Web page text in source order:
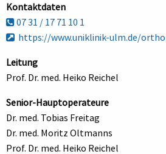
Kontaktdaten
07 31 / 17 71 10 1
https://www.uniklinik-ulm.de/
Leitung
Prof. Dr. med. Heiko Reichel
Senior-Hauptoperateure
Dr. med. Tobias Freitag
Dr. med. Moritz Oltmanns
Prof. Dr. med. Heiko Reichel